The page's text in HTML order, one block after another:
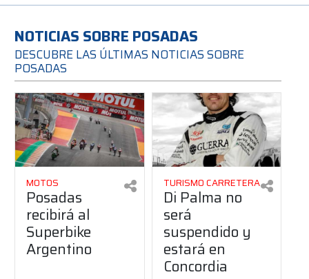
NOTICIAS SOBRE POSADAS
DESCUBRE LAS ÚLTIMAS NOTICIAS SOBRE
POSADAS
MOTOS
Posadas
recibirá al
Superbike
Argentino
TURISMO CARRETERA
Di Palma no
será
suspendido y
estará en
Concordia